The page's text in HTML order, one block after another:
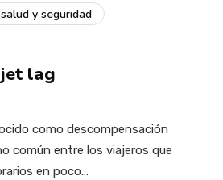
salud y seguridad
lag
como descompensación
común entre los viajeros que
en poco…